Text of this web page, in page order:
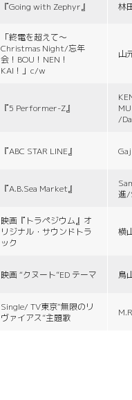
『Going with Zephyr』 林
「終電を超えて～
Christmas Night/忘年
会！BOU！NEN！
KAI！」c/w
山
『5 Performer-Z』
/
『ABC STAR LINE』
『A.B.Sea Market』
進/
映画『トラペジウム』オ
リジナル・サウンドトラ
ック
横
映画 “クヌート”ED テーマ 鳥
Single/ TV東京“無限のリ
ヴァイアス”主題歌